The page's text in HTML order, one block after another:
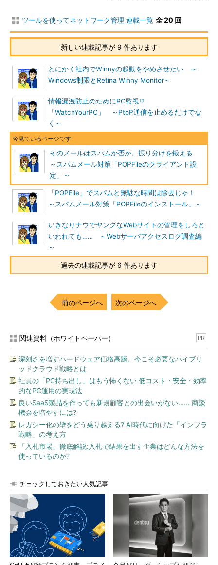
を添付ファイルという形にして届けてくれます。
マグネットの設定
マグネットとはメールを強制的に振り分ける機能です。ある特
定のメールアカウントから来るメールはspamでないと分かって
いるような場合に使うといいでしょう。メールのあて先（To）、
とができます。
画面19 メールのあて先（To）、CC、差出人（Fr
om）、件名（Subject）で振り分けられるマグネ
メッセージ「マグネット」をクリックするとマグネットの設定
左下にある「新規マグネット作成」に強制的に振り分けたい形
式、単語、そして振り分け先のバケツを設定して「作成」をクリ
ックすると、設定されるでしょう。
ツールを使ってネットワーク管理 連載一覧 全 20 回
新しい連載記事が 9 件あります
とにかく社内でWinnyの起動をやめさせたい ～
Windows制限とRetina Winny Monitor～
情報漏洩防止のためにPC監視!?
「WatchYourPC」 ～PtoP通信を止めるだけでな
く～
そのメールはスパムか否か、振り分けを鍛える
～スパムメール対策「POPFileのクライアント設
定」～
「POPFile」でスパムと無駄な時間は除去じゃ！
～スパムメール対策「POPFileのインストール」～
いきなりナウでヤングなWebサイトの管理をしろと
いわれても…… ～Webサーバアクセスログ調査編
～
過去の連載記事が 6 件あります
前のページへ 次のページへ
関連資料（ホワイトペーパー） PR
深刻さを増すハードウェア価格高騰、今こそ必要なハイブリ
ッドクラウド戦略とは
社員の「PC持ち出し」はもう怖くない 低コスト・安全・効率
的なPC運用の実現法
良いSaaS製品を作っても新規顧客との出会いがない...... 商談
機会を増やすには?
レガシー化の壁をどう乗り越える? AI時代に向けた「インフラ
戦略」の考え方
「入札市場」徹底解説:入札で結果を出す企業はどんな方法を
使っているのか?
チェックしておきたい人気記事